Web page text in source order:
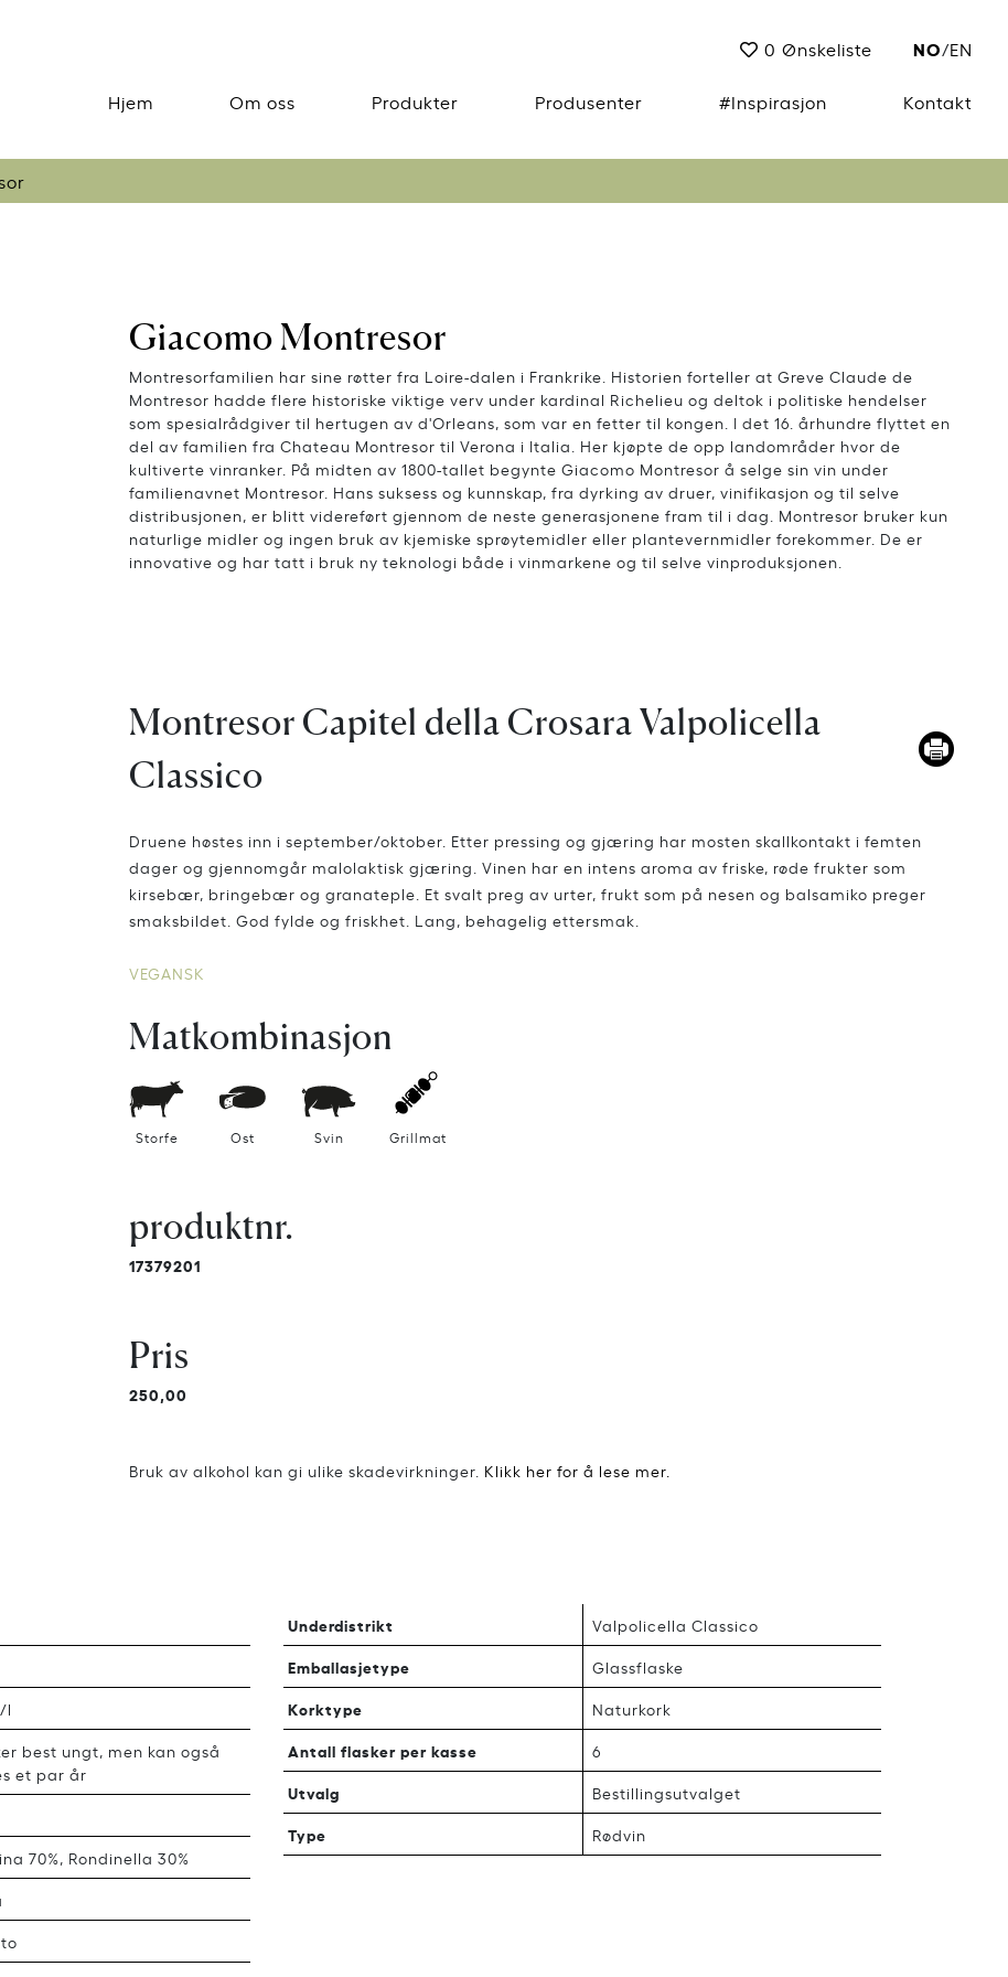
0 Ønskeliste NO/EN
Hjem Om oss Produkter Produsenter #Inspirasjon Kontakt
Giacomo Montresor
Montresorfamilien har sine røtter fra Loire-dalen i Frankrike. Historien forteller at Greve Claude de
Montresor hadde flere historiske viktige verv under kardinal Richelieu og deltok i politiske hendelser
som spesialrådgiver til hertugen av d'Orleans, som var en fetter til kongen. I det 16. århundre flyttet en
del av familien fra Chateau Montresor til Verona i Italia. Her kjøpte de opp landområder hvor de
kultiverte vinranker. På midten av 1800-tallet begynte Giacomo Montresor å selge sin vin under
familienavnet Montresor. Hans suksess og kunnskap, fra dyrking av druer, vinifikasjon og til selve
distribusjonen, er blitt videreført gjennom de neste generasjonene fram til i dag. Montresor bruker kun
naturlige midler og ingen bruk av kjemiske sprøytemidler eller plantevernmidler forekommer. De er
innovative og har tatt i bruk ny teknologi både i vinmarkene og til selve vinproduksjonen.
Montresor Capitel della Crosara Valpolicella
Classico
Druene høstes inn i september/oktober. Etter pressing og gjæring har mosten skallkontakt i femten
dager og gjennomgår malolaktisk gjæring. Vinen har en intens aroma av friske, røde frukter som
kirsebær, bringebær og granateple. Et svalt preg av urter, frukt som på nesen og balsamiko preger
smaksbildet. God fylde og friskhet. Lang, behagelig ettersmak.
VEGANSK
Matkombinasjon
Storfe Ost Svin Grillmat
produktnr.
17379201
Pris
250,00
Bruk av alkohol kan gi ulike skadevirkninger. Klikk her for å lese mer.
l
best ungt, men kan også
et par år
70%, Rondinella 30%
Underdistrikt Valpolicella Classico
Emballasjetype Glassflaske
Korktype Naturkork
Antall flasker per kasse 6
Utvalg Bestillingsutvalget
Type Rødvin